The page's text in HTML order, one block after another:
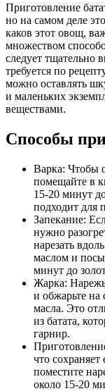
Приготовление
но на самом деле
каков этот овощ,
множеством
следует тщательно
требуется по
можно оставлять
и маленьких
веществами.
Способы
Варка: Чтобы
помещайте в
15-20 минут
подходит для
Запекание:
нужно
нарезать
маслом и
минут до
Жарка:
и обжарьте на
масла. Это
из батата,
гарнир.
что
поместите
около 15-20